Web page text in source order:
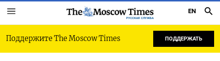
РУССКАЯ СЛУЖБА
EN
Поддержите The Moscow Times ПОДДЕРЖАТЬ